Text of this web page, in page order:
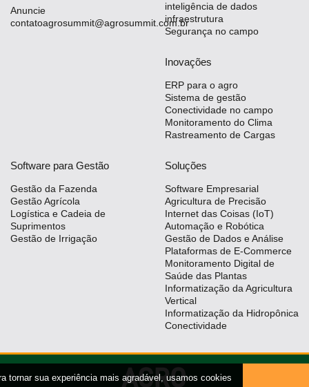
tornar sua experiência mais agradável, usamos cookies
Anuncie
contatoagrosummit@agrosummit.com.br
inteligência de dados
infraestrutura
Segurança no campo
Inovações
ERP para o agro
Sistema de gestão
Conectividade no campo
Monitoramento do Clima
Rastreamento de Cargas
Software para Gestão
Gestão da Fazenda
Gestão Agrícola
Logística e Cadeia de
Suprimentos
Gestão de Irrigação
Soluções
Software Empresarial
Agricultura de Precisão
Internet das Coisas (IoT)
Automação e Robótica
Gestão de Dados e Análise
Plataformas de E-Commerce
Monitoramento Digital de
Saúde das Plantas
Informatização da Agricultura
Vertical
Informatização da Hidropônica
Conectividade